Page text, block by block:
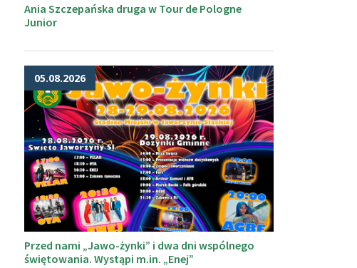
Ania Szczepańska druga w Tour de Pologne
Junior
05.08.2026
Przed nami „Jawo-żynki” i dwa dni wspólnego
świętowania. Wystąpi m.in. „Enej”